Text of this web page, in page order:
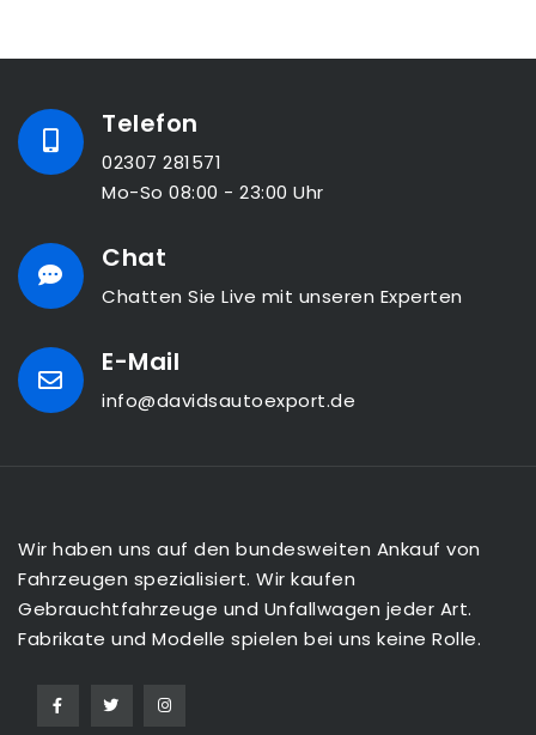
Telefon
02307 281571
Mo-So 08:00 - 23:00 Uhr
Chat
Chatten Sie Live mit unseren Experten
E-Mail
info@davidsautoexport.de
Wir haben uns auf den bundesweiten Ankauf von
Fahrzeugen spezialisiert. Wir kaufen
Gebrauchtfahrzeuge und Unfallwagen jeder Art.
Fabrikate und Modelle spielen bei uns keine Rolle.